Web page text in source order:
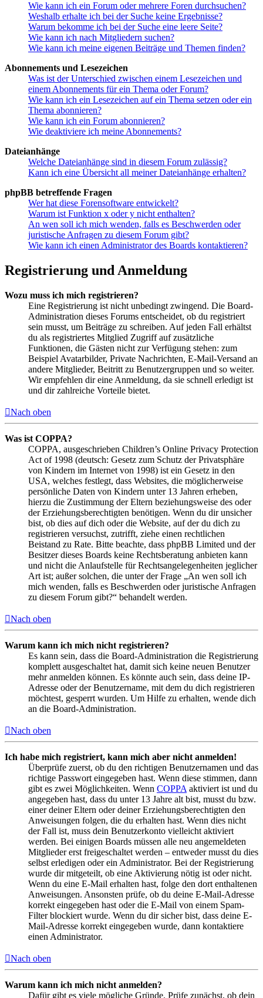
Wie kann ich ein Forum oder mehrere Foren durchsuchen?
Weshalb erhalte ich bei der Suche keine Ergebnisse?
Warum bekomme ich bei der Suche eine leere Seite?
Wie kann ich nach Mitgliedern suchen?
Wie kann ich meine eigenen Beiträge und Themen finden?
Abonnements und Lesezeichen
Was ist der Unterschied zwischen einem Lesezeichen und
einem Abonnements für ein Thema oder Forum?
Wie kann ich ein Lesezeichen auf ein Thema setzen oder ein
Thema abonnieren?
Wie kann ich ein Forum abonnieren?
Wie deaktiviere ich meine Abonnements?
Dateianhänge
Welche Dateianhänge sind in diesem Forum zulässig?
Kann ich eine Übersicht all meiner Dateianhänge erhalten?
phpBB betreffende Fragen
Wer hat diese Forensoftware entwickelt?
Warum ist Funktion x oder y nicht enthalten?
An wen soll ich mich wenden, falls es Beschwerden oder
juristische Anfragen zu diesem Forum gibt?
Wie kann ich einen Administrator des Boards kontaktieren?
Registrierung und Anmeldung
Wozu muss ich mich registrieren?
Eine Registrierung ist nicht unbedingt zwingend. Die Board-
Administration dieses Forums entscheidet, ob du registriert
sein musst, um Beiträge zu schreiben. Auf jeden Fall erhältst
du als registriertes Mitglied Zugriff auf zusätzliche
Funktionen, die Gästen nicht zur Verfügung stehen: zum
Beispiel Avatarbilder, Private Nachrichten, E-Mail-Versand an
andere Mitglieder, Beitritt zu Benutzergruppen und so weiter.
Wir empfehlen dir eine Anmeldung, da sie schnell erledigt ist
und dir zahlreiche Vorteile bietet.
Nach oben
Was ist COPPA?
COPPA, ausgeschrieben Children’s Online Privacy Protection
Act of 1998 (deutsch: Gesetz zum Schutz der Privatsphäre
von Kindern im Internet von 1998) ist ein Gesetz in den
USA, welches festlegt, dass Websites, die möglicherweise
persönliche Daten von Kindern unter 13 Jahren erheben,
hierzu die Zustimmung der Eltern beziehungsweise des oder
der Erziehungsberechtigten benötigen. Wenn du dir unsicher
bist, ob dies auf dich oder die Website, auf der du dich zu
registrieren versuchst, zutrifft, ziehe einen rechtlichen
Beistand zu Rate. Bitte beachte, dass phpBB Limited und der
Besitzer dieses Boards keine Rechtsberatung anbieten kann
und nicht die Anlaufstelle für Rechtsangelegenheiten jeglicher
Art ist; außer solchen, die unter der Frage „An wen soll ich
mich wenden, falls es Beschwerden oder juristische Anfragen
zu diesem Forum gibt?“ behandelt werden.
Nach oben
Warum kann ich mich nicht registrieren?
Es kann sein, dass die Board-Administration die Registrierung
komplett ausgeschaltet hat, damit sich keine neuen Benutzer
mehr anmelden können. Es könnte auch sein, dass deine IP-
Adresse oder der Benutzername, mit dem du dich registrieren
möchtest, gesperrt wurden. Um Hilfe zu erhalten, wende dich
an die Board-Administration.
Nach oben
Ich habe mich registriert, kann mich aber nicht anmelden!
Überprüfe zuerst, ob du den richtigen Benutzernamen und das
richtige Passwort eingegeben hast. Wenn diese stimmen, dann
gibt es zwei Möglichkeiten. Wenn COPPA aktiviert ist und du
angegeben hast, dass du unter 13 Jahre alt bist, musst du bzw.
einer deiner Eltern oder deiner Erziehungsberechtigten den
Anweisungen folgen, die du erhalten hast. Wenn dies nicht
der Fall ist, muss dein Benutzerkonto vielleicht aktiviert
werden. Bei einigen Boards müssen alle neu angemeldeten
Mitglieder erst freigeschaltet werden – entweder musst du dies
selbst erledigen oder ein Administrator. Bei der Registrierung
wurde dir mitgeteilt, ob eine Aktivierung nötig ist oder nicht.
Wenn du eine E-Mail erhalten hast, folge den dort enthaltenen
Anweisungen. Ansonsten prüfe, ob du deine E-Mail-Adresse
korrekt eingegeben hast oder die E-Mail von einem Spam-
Filter blockiert wurde. Wenn du dir sicher bist, dass deine E-
Mail-Adresse korrekt eingegeben wurde, dann kontaktiere
einen Administrator.
Nach oben
Warum kann ich mich nicht anmelden?
Dafür gibt es viele mögliche Gründe. Prüfe zunächst, ob dein